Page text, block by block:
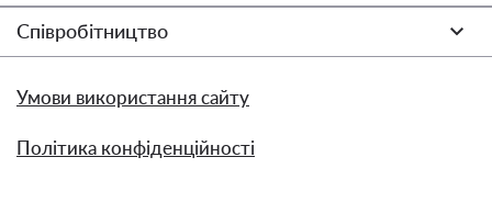
Співробітництво
Умови використання сайту
Політика конфіденційності